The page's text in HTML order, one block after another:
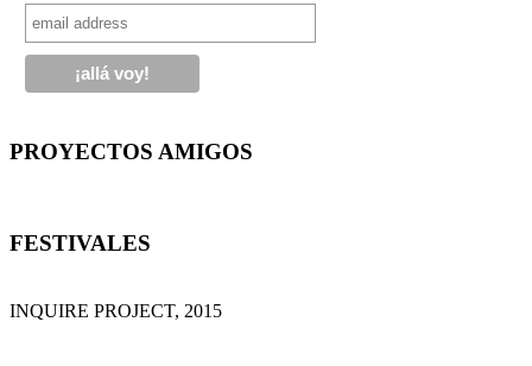
PROYECTOS AMIGOS
FESTIVALES
INQUIRE PROJECT, 2015